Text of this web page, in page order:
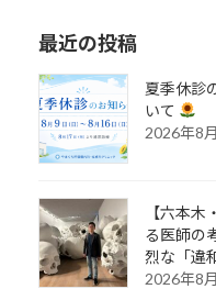
最近の投稿
夏季休診
いて
2026年8
【六本
る医師の
烈な「違
2026年8